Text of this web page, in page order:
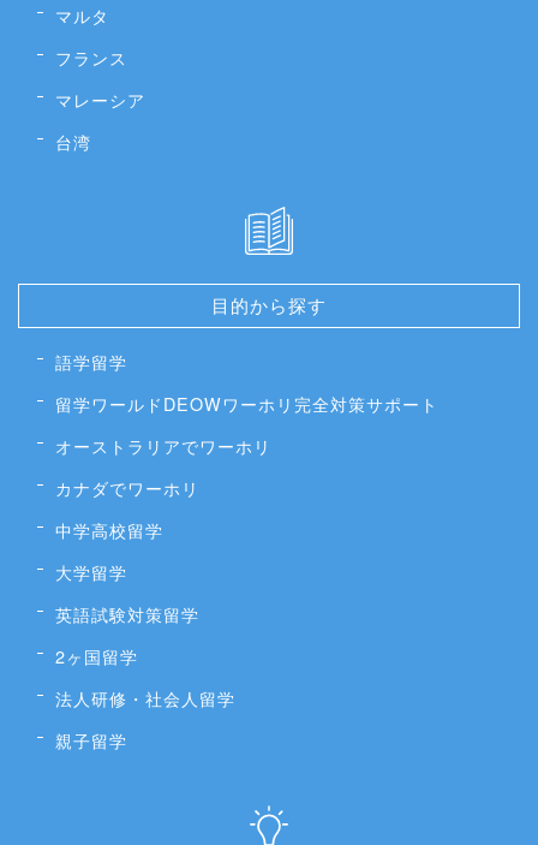
マルタ
フランス
マレーシア
台湾
目的から探す
語学留学
留学ワールドDEOWワーホリ完全対策サポート
オーストラリアでワーホリ
カナダでワーホリ
中学高校留学
大学留学
英語試験対策留学
2ヶ国留学
法人研修・社会人留学
親子留学